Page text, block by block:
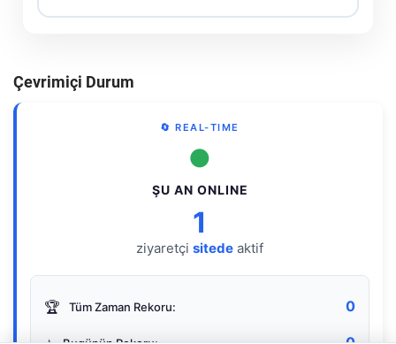
Çevrimiçi Durum
🔄 REAL-TIME
●
ŞU AN ONLINE
1
ziyaretçi sitede aktif
🏆 Tüm Zaman Rekoru: 0